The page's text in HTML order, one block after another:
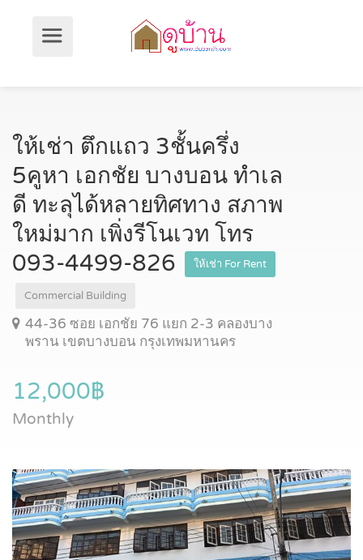
ให้เช่า ตึกแถว 3ชั้นครึ่ง
5คูหา เอกชัย บางบอน ทำเล
ดี ทะลุได้หลายทิศทาง สภาพ
ใหม่มาก เพิ่งรีโนเวท โทร
093-4499-826
ให้เช่า For Rent
Commercial Building
44-36 ซอย เอกชัย 76 แยก 2-3 คลองบาง
พราน เขตบางบอน กรุงเทพมหานคร
12,000฿
Monthly